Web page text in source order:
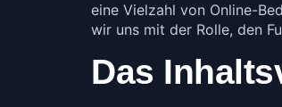
eine Vielzahl von Online-
wir uns mit der Rolle, den
Das